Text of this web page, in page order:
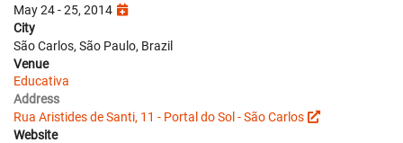
May 24 - 25, 2014
City
São Carlos, São Paulo, Brazil
Venue
Educativa
Address
Rua Aristides de Santi, 11 - Portal do Sol - São Carlos
Website